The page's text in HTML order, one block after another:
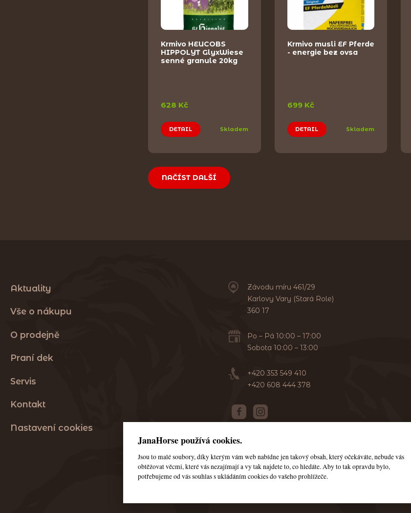
Krmivo HEUCOBS
HIPPOLYT GlyxWiese
senné granule 20kg
628 Kč
DETAIL Skladem
Krmivo musli EF Pferde
- energie bez ovsa
699 Kč
DETAIL Skladem
NAČÍST DALŠÍ
Aktuality
Vše o nákupu
O prodejně
Praní dek
Servis
Kontakt
Nastavení cookies
Závodu míru 461/29
Karlovy Vary (Stará Role)
360 17
Po – Pá 10:00 – 17:00
Sobota 10:00 – 13:00
+420 353 549 410
+420 608 444 378
© Všechna práva vyhrazena JanaHorse
JanaHorse používá cookies.
Jsou to malé soubory, díky kterým vám web nabídne jen takový obsah, který očekáváte, nebude vás
obtěžovat věcmi, které vás nezajímají a vy tak najdete to, co hledáte. Aby to tak opravdu bylo,
potřebujeme od vás souhlas s ukládáním cookies do vašeho prohlížeče.